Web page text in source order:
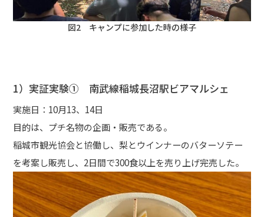
図2 キャンプに参加した時の様子
1）実証実験① 南武線稲城長沼駅ビアマルシェ
実施日：10月13、14日
目的は、プチ名物の企画・販売である。
稲城市観光協会と協働し、梨とウインナーのバターソテー
を考案し販売し、2日間で300食以上を売り上げ完売した。